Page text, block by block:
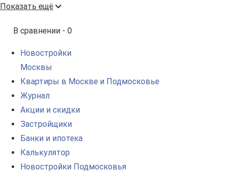
Показать ещё
В сравнении - 0
Новостройки
Москвы
Квартиры в Москве и Подмосковье
Журнал
Акции и скидки
Застройщики
Банки и ипотека
Калькулятор
Новостройки Подмосковья